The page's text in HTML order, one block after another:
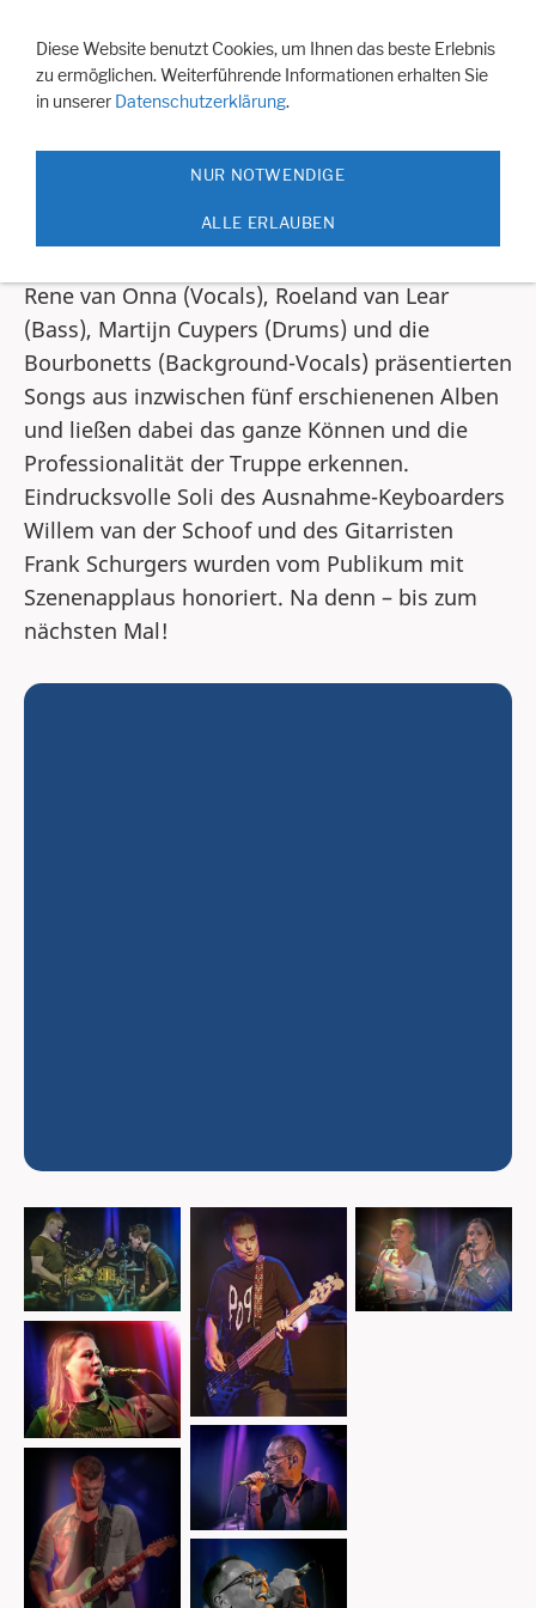
Sweet Bourbon am 19.12. im Culucu
zum dritten Mal durfte man im Culucu Sweet
viertes, fünftes, ect. Mal geben, so überzeugend
Rene van Onna (Vocals), Roeland van Lear
(Bass), Martijn Cuypers (Drums) und die
Bourbonetts (Background-Vocals) präsentierten
Songs aus inzwischen fünf erschienenen Alben
und ließen dabei das ganze Können und die
Professionalität der Truppe erkennen.
Eindrucksvolle Soli des Ausnahme-Keyboarders
Willem van der Schoof und des Gitarristen
Frank Schurgers wurden vom Publikum mit
Szenenapplaus honoriert. Na denn – bis zum
nächsten Mal!
Diese Website benutzt Cookies, um Ihnen das beste Erlebnis
zu ermöglichen. Weiterführende Informationen erhalten Sie
in unserer Datenschutzerklärung.
NUR NOTWENDIGE
ALLE ERLAUBEN